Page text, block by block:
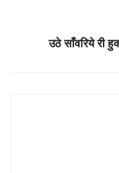
उठे साँवरिये री